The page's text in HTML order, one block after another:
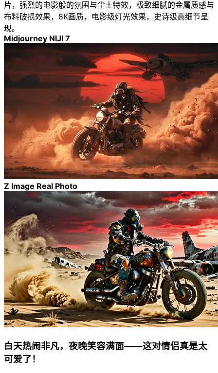
片，强烈的电影般的氛围与尘土特效，极致细腻的金属质感与
布料破损效果，8K画质，电影级灯光效果，史诗级高细节呈
现。
Midjourney NIJI 7
Z Image Real Photo
白天热闹非凡，夜晚笑容满面——这对情侣真是太
可爱了！